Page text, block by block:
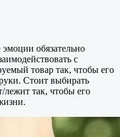
обязательно
с
товар так, чтобы его
руки. Стоит выбирать
лежит так, чтобы его